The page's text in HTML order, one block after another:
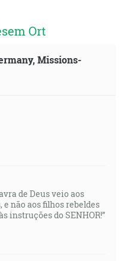
Ort
Missions-
de Deus veio aos
não aos filhos rebeldes
instruções do SENHOR!”